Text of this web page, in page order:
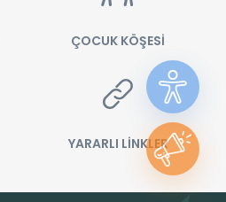
ÇOCUK KÖŞESİ
YARARLI LİNKLER